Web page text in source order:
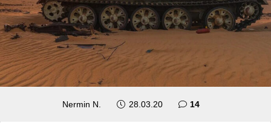
Nermin N. 28.03.20 14komentara